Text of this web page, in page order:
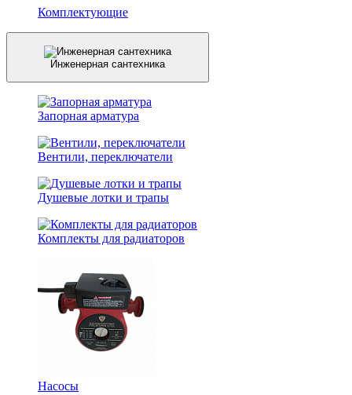
Комплектующие
Инженерная сантехника
Запорная арматура
Вентили, переключатели
Душевые лотки и трапы
Комплекты для радиаторов
Насосы